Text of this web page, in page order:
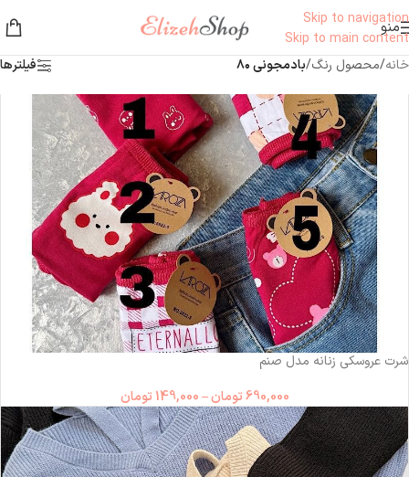
Skip to navigation
Skip to main content
منو
خانه/محصول رنگ/بادمجونی ۸۰ فیلترها
شرت عروسکی زنانه مدل صنم
690,000تومان–
149,000 تومان